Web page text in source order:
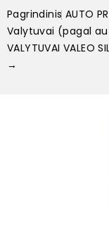
Pagrindinis AUTO
Valytuvai (pagal
VALYTUVAI VALEO
→